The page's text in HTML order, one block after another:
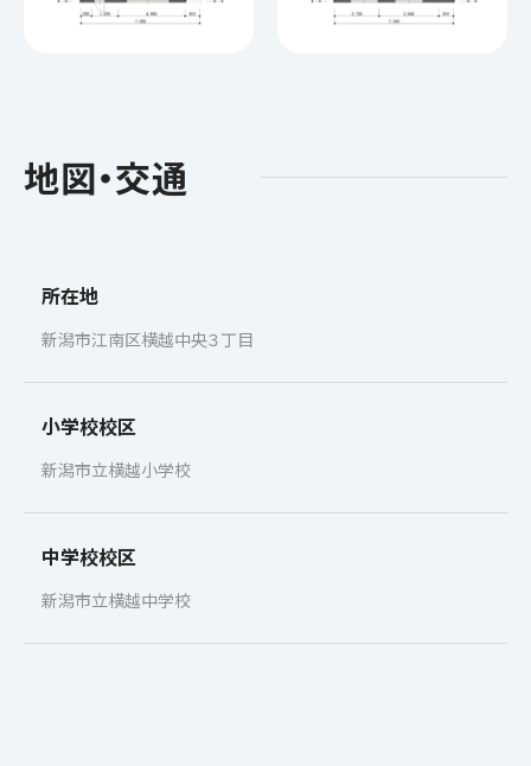
地図・交通
所在地
新潟市江南区横越中央３丁目
小学校校区
新潟市立横越小学校
中学校校区
新潟市立横越中学校